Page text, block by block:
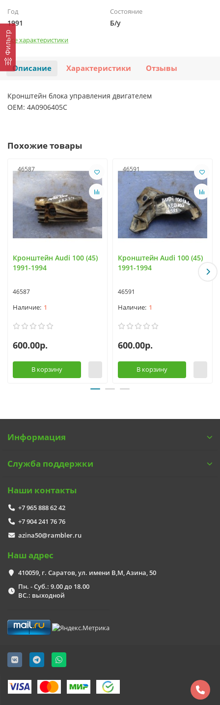
Фильтр
Год
1991
Состояние
Б/у
Все характеристики
Описание Характеристики Отзывы
Кронштейн блока управления двигателем
OEM: 4A0906405C
Похожие товары
46587
Кронштейн Audi 100 (45)
1991-1994
46587
1
600.00р.
В корзину
46591
Кронштейн Audi 100 (45)
1991-1994
46591
1
600.00р.
В корзину
Информация
Служба поддержки
Наши контакты
+7 965 888 62 42
+7 904 241 76 76
azina50@rambler.ru
Наш адрес
410059, г. Саратов, ул. имени В,М, Азина, 50
Пн. - Суб.: 9.00 до 18.00
ВС.: выходной